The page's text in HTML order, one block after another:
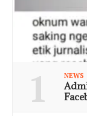
1 NEWS